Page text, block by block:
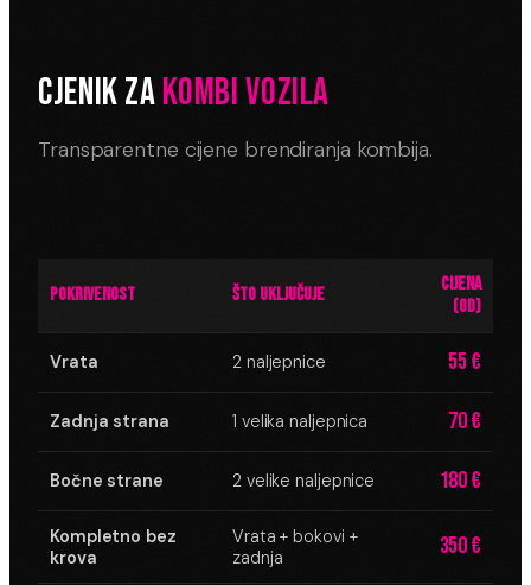
CJENIK ZAKOMBI VOZILA
Transparentne cijene brendiranja kombija.
POKRIVENOST ŠTO UKLJUČUJE
CIJENA
(OD)
Vrata 2 naljepnice 55 €
Zadnja strana 1 velika naljepnica 70 €
Bočne strane 2 velike naljepnice 180 €
Kompletno bez
krova
Vrata + bokovi +
zadnja
350 €